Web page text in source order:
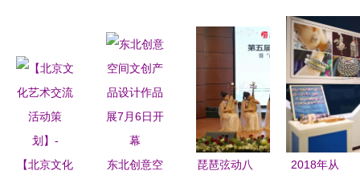
【北京文化
东北创意空
琵琶弦动八
2018年从